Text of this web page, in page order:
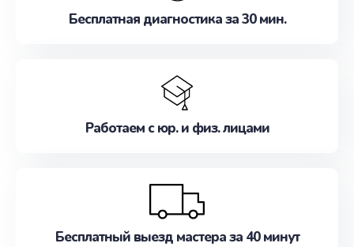
Бесплатная диагностика за 30 мин.
Работаем с юр. и физ. лицами
Бесплатный выезд мастера за 40 минут